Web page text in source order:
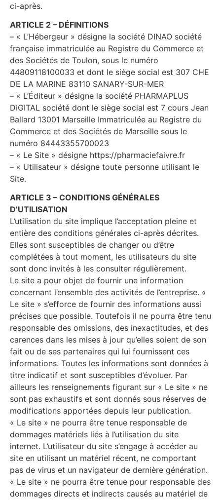
ci-après.
ARTICLE 2 – DÉFINITIONS
– « L’Hébergeur » désigne la société DINAO société
française immatriculée au Registre du Commerce et
des Sociétés de Toulon, sous le numéro
44809118100033 et dont le siège social est 307 CHE
DE LA MARINE 83110 SANARY-SUR-MER
– « L’Éditeur » désigne la société PHARMAPLUS
DIGITAL société dont le siège social est 7 cours Jean
Ballard 13001 Marseille Immatriculée au Registre du
Commerce et des Sociétés de Marseille sous le
numéro 84443355700023
– « Le Site » désigne https://pharmaciefaivre.fr
– « Utilisateur » désigne toute personne utilisant le
Site.
ARTICLE 3 – CONDITIONS GÉNÉRALES
D’UTILISATION
L’utilisation du site implique l’acceptation pleine et
entière des conditions générales ci-après décrites.
Elles sont susceptibles de changer ou d’être
complétées à tout moment, les utilisateurs du site
sont donc invités à les consulter régulièrement.
Le site a pour objet de fournir une information
concernant l’ensemble des activités de l’entreprise. «
Le site » s’efforce de fournir des informations aussi
précises que possible. Toutefois il ne pourra être tenu
responsable des omissions, des inexactitudes, et des
carences dans les mises à jour qu’elles soient de son
fait ou de ses partenaires qui lui fournissent ces
informations. Toutes les informations sont données à
titre indicatif et sont susceptibles d’évoluer. Par
ailleurs les renseignements figurant sur « Le site » ne
sont pas exhaustifs et sont donnés sous réserves de
modifications apportées depuis leur publication.
« Le site » ne pourra être tenue responsable de
dommages matériels liés à l’utilisation du site
internet. L’utilisateur du site s’engage à accéder au
site en utilisant un matériel récent, ne comportant
pas de virus et un navigateur de dernière génération.
« Le site » ne pourra être tenue pour responsable des
dommages directs et indirects causés au matériel de